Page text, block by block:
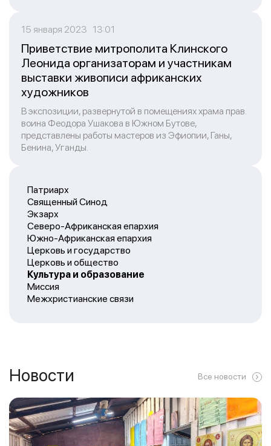
Патриарх
Священный Синод
Экзарх
Северо-Африканская епархия
Южно-Африканская епархия
Церковь и государство
Церковь и общество
Культура и образование
Миссия
Межхристианские связи
15 января 2023 13:01
Приветствие митрополита Клинского
Леонида организаторам и участникам
выставки живописи африканских
художников
В экспозиции, развернутой в помещениях храма прав.
воина Феодора Ушакова в Южном Бутове,
представлены работы мастеров из Эфиопии, Ганы,
Бенина, Уганды.
Новости Все новости